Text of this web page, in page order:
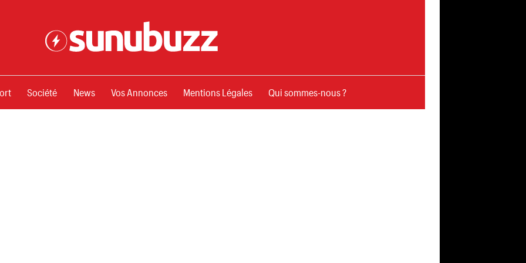
Société News Vos Annonces Mentions Légales Qui sommes-nous ?